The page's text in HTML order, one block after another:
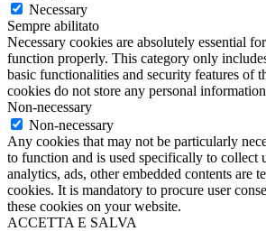
Necessary
Sempre abilitato
Necessary cookies are absolutely essential
function properly. This category only
basic functionalities and security features of
cookies do not store any personal
Non-necessary
Non-necessary
Any cookies that may not be particularly
to function and is used specifically to collect
analytics, ads, other embedded contents are
cookies. It is mandatory to procure user
these cookies on your website.
ACCETTA E SALVA